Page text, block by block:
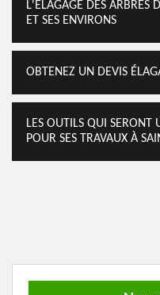
L'ÉLAGAGE DES ARBRES
ET SES ENVIRONS
OBTENEZ UN DEVIS
LES OUTILS QUI SERONT
POUR SES TRAVAUX À